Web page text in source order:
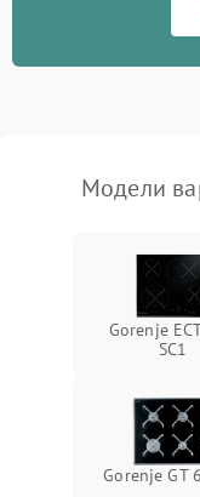
Модели
Gorenje
SC1
Gorenje GT